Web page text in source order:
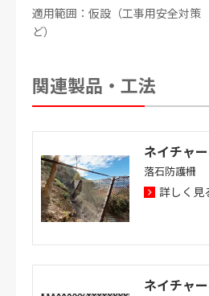
適用範囲：仮設（工事用安全対
ど）
関連製品・工法
ネイチャ
落石防護柵
詳しく見
ネイチャ